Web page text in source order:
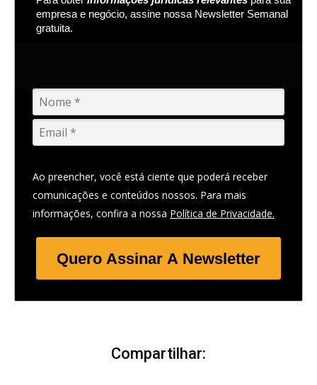
empresa e negócio, assine nossa Newsletter Semanal
gratuita.
Ao preencher, você está ciente que poderá receber
comunicações e conteúdos nossos. Para mais
informações, confira a nossa Política de Privacidade.
Quero Assinar A Newsletter
Compartilhar: